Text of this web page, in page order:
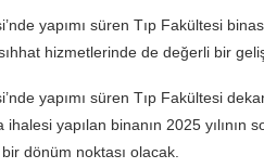
yapımı süren Tıp Fakültesi
hizmetlerinde de değerli bir
yapımı süren Tıp Fakültesi
ihalesi yapılan binanın 2025
dönüm noktası olacak.